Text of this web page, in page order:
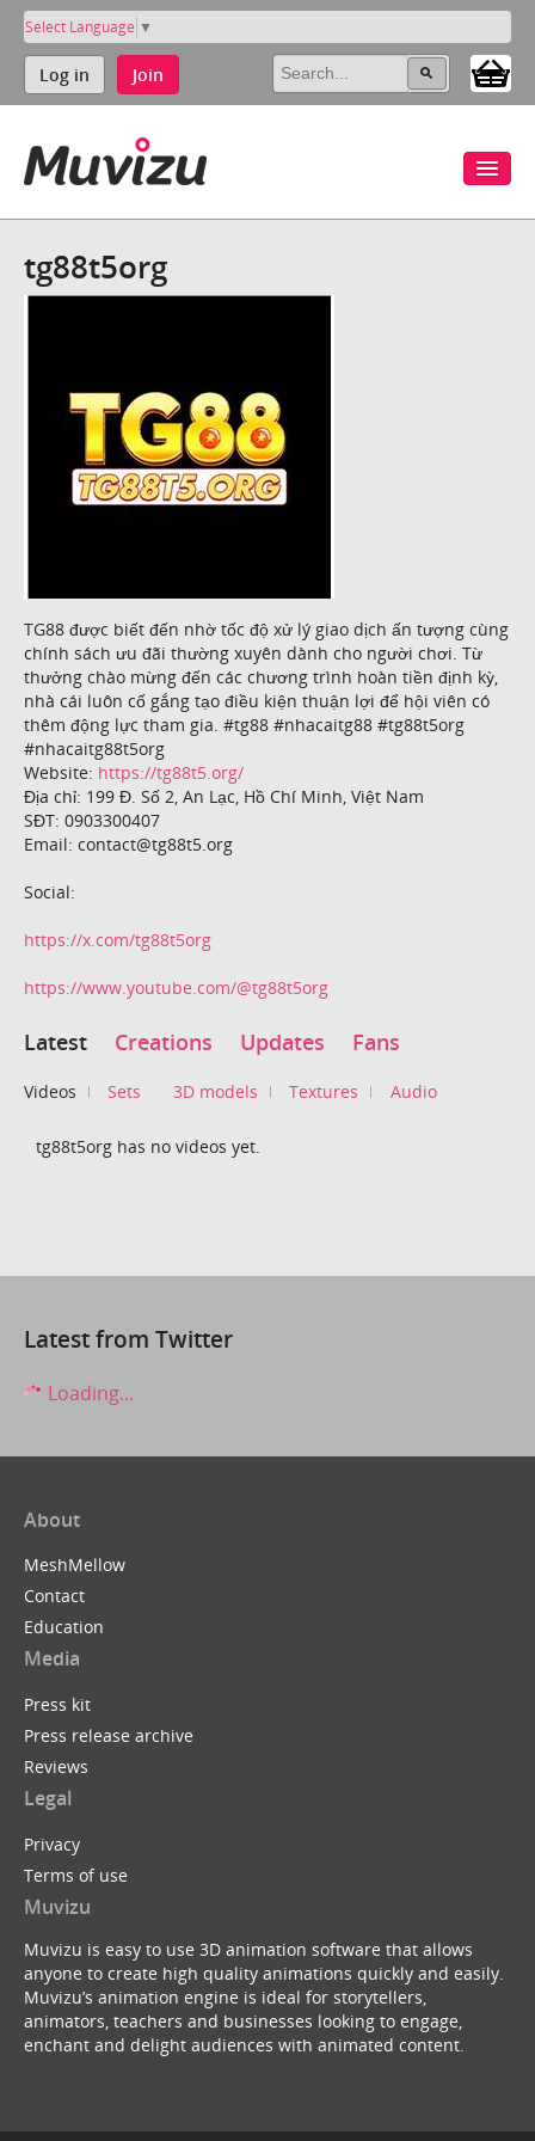
Select Language ▼
Log in Join
tg88t5org
TG88 được biết đến nhờ tốc độ xử lý giao dịch ấn tượng cùng
chính sách ưu đãi thường xuyên dành cho người chơi. Từ
thưởng chào mừng đến các chương trình hoàn tiền định kỳ,
nhà cái luôn cố gắng tạo điều kiện thuận lợi để hội viên có
thêm động lực tham gia. #tg88 #nhacaitg88 #tg88t5org
#nhacaitg88t5org
Website: https://tg88t5.org/
Địa chỉ: 199 Đ. Số 2, An Lạc, Hồ Chí Minh, Việt Nam
SĐT: 0903300407
Email: contact@tg88t5.org
Social:
https://x.com/tg88t5org
https://www.youtube.com/@tg88t5org
Latest Creations Updates Fans
Videos Sets 3D models Textures Audio
tg88t5org has no videos yet.
Latest from Twitter
Loading...
About
MeshMellow
Contact
Education
Media
Press kit
Press release archive
Reviews
Legal
Privacy
Terms of use
Muvizu
Muvizu is easy to use 3D animation software that allows
anyone to create high quality animations quickly and easily.
Muvizu’s animation engine is ideal for storytellers,
animators, teachers and businesses looking to engage,
enchant and delight audiences with animated content.